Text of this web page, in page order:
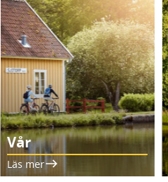
Vår
Läs mer